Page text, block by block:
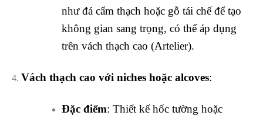
như đá cẩm thạch hoặc gỗ tái chế để tạo
không gian sang trọng, có thể áp dụng
trên vách thạch cao (Artelier).
Vách thạch cao với niches hoặc alcoves:
Đặc điểm: Thiết kế hốc tường hoặc